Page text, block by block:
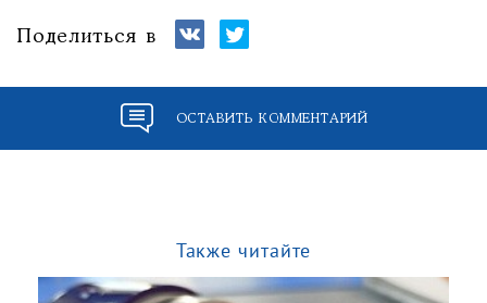
Поделиться в
ОСТАВИТЬ КОММЕНТАРИЙ
Также читайте